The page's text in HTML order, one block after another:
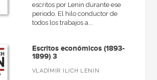
escritos por Lenin durante ese
periodo. El hilo conductor de
todos los trabajos a...
Escritos económicos (1893-
1899) 3
VLADÍMIR ILICH LENIN